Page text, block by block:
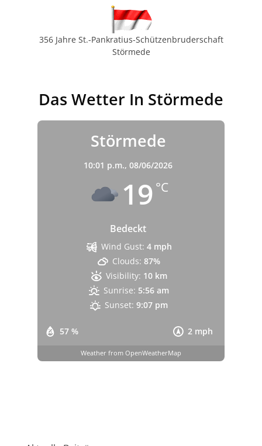
356 Jahre St.-Pankratius-Schützenbruderschaft
Störmede
Das Wetter In Störmede
Störmede
10:01 p.m., 08/06/2026
19 °C
Bedeckt
57 % 2 mph
Wind Gust: 4 mph
Clouds: 87%
Visibility: 10 km
Sunrise: 5:56 am
Sunset: 9:07 pm
Weather from OpenWeatherMap